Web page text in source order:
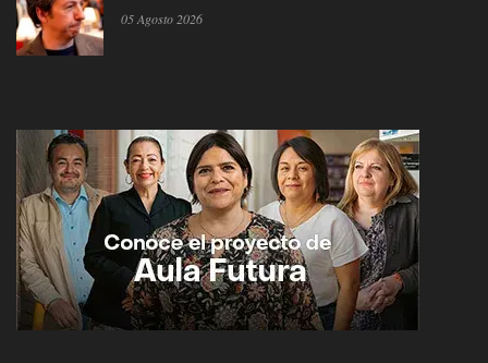
05 Agosto 2026